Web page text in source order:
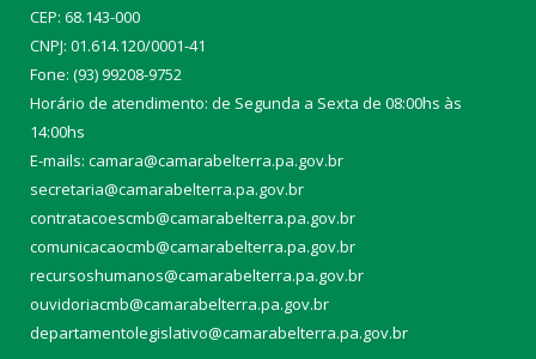
CEP: 68.143-000
CNPJ: 01.614.120/0001-41
Fone: (93) 99208-9752
Horário de atendimento: de Segunda a Sexta de 08:00hs às
14:00hs
E-mails: camara@camarabelterra.pa.gov.br
secretaria@camarabelterra.pa.gov.br
contratacoescmb@camarabelterra.pa.gov.br
comunicacaocmb@camarabelterra.pa.gov.br
recursoshumanos@camarabelterra.pa.gov.br
ouvidoriacmb@camarabelterra.pa.gov.br
departamentolegislativo@camarabelterra.pa.gov.br